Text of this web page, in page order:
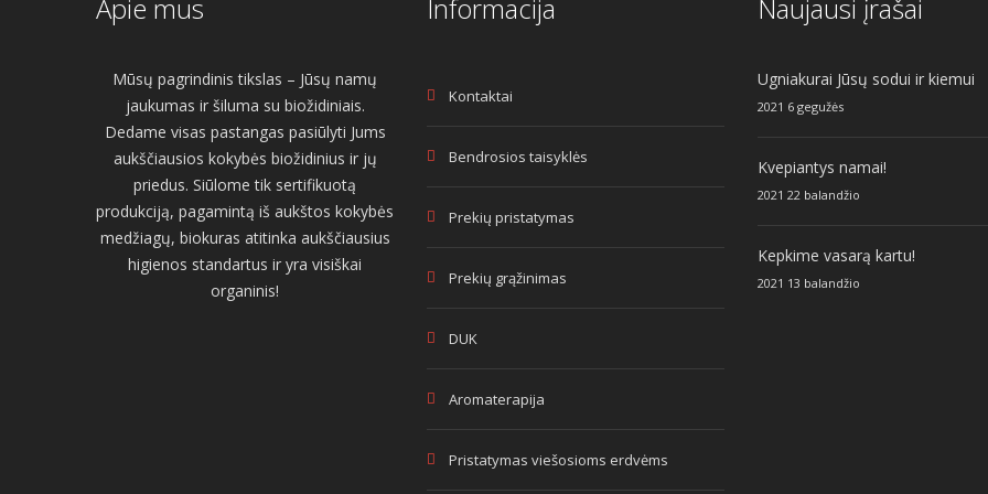
Apie mus
Mūsų pagrindinis tikslas – Jūsų namų
jaukumas ir šiluma su biožidiniais.
Dedame visas pastangas pasiūlyti Jums
aukščiausios kokybės biožidinius ir jų
priedus. Siūlome tik sertifikuotą
produkciją, pagamintą iš aukštos kokybės
medžiagų, biokuras atitinka aukščiausius
higienos standartus ir yra visiškai
organinis!
Informacija
Kontaktai
Bendrosios taisyklės
Prekių pristatymas
Prekių grąžinimas
DUK
Aromaterapija
Pristatymas viešosioms erdvėms
Naujausi įrašai
Ugniakurai Jūsų sodui ir kiemui
2021 6 gegužės
Kvepiantys namai!
2021 22 balandžio
Kepkime vasarą kartu!
2021 13 balandžio